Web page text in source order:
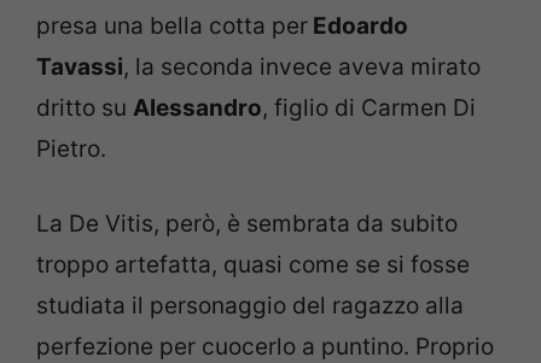
presa una bella cotta per Edoardo
Tavassi, la seconda invece aveva mirato
dritto su Alessandro, figlio di Carmen Di
Pietro.
La De Vitis, però, è sembrata da subito
troppo artefatta, quasi come se si fosse
studiata il personaggio del ragazzo alla
perfezione per cuocerlo a puntino. Proprio